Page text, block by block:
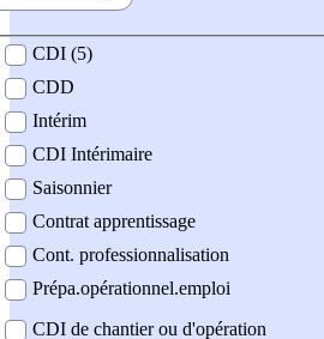
contrat
CDI (5)
CDD
Intérim
CDI Intérimaire
Saisonnier
Contrat apprentissage
Cont. professionnalisation
Prépa.opérationnel.emploi
CDI de chantier ou d'opération